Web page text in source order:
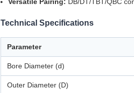
Versatile Pairing: DB/DT/TBT/QBC
Technical Specifications
Parameter
Bore Diameter (d)
Outer Diameter (D)